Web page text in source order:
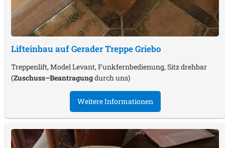
Lifteinbau auf Gerader TreppeGriebo
Treppenlift, Model Levant, Funkfernbedienung, Sitz drehbar
(Zuschuss–Beantragungdurch uns)
Weitere Informationen